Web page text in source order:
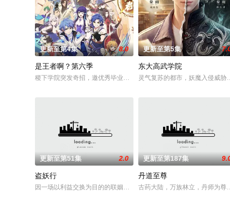
更新至第4集 8.0
是王者啊？第六季
稷下学院突发奇招，邀优秀毕业生返校担任临时“代课老师”！周瑜、
更新至第5集
东大高武学院
灵气复苏的都市，妖魔入侵威
更新至第51集 2.0
盗妖行
因一场以利益交换为目的的联姻，太玄楼刺客江元与九璇宗圣女韶月
更新至第187集
丹道至尊
古药大陆，万族林立，丹师为尊